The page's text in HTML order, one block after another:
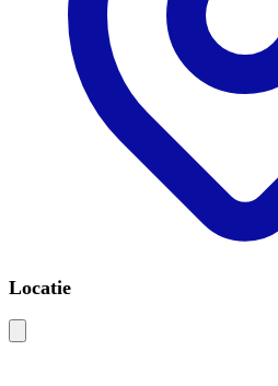
Locatie